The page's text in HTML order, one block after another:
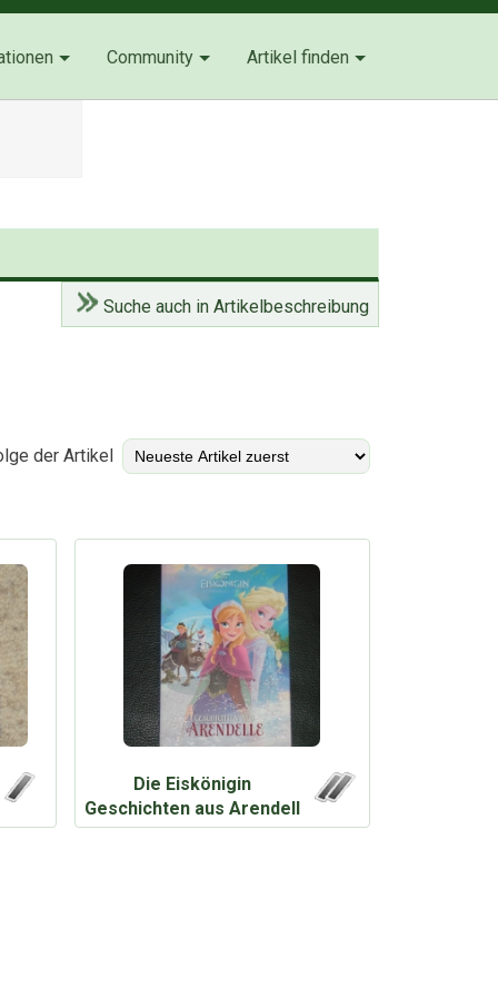
Community Artikel finden
Suche auch in Artikelbeschreibung
der Artikel
Die Eiskönigin
Geschichten aus Arendell